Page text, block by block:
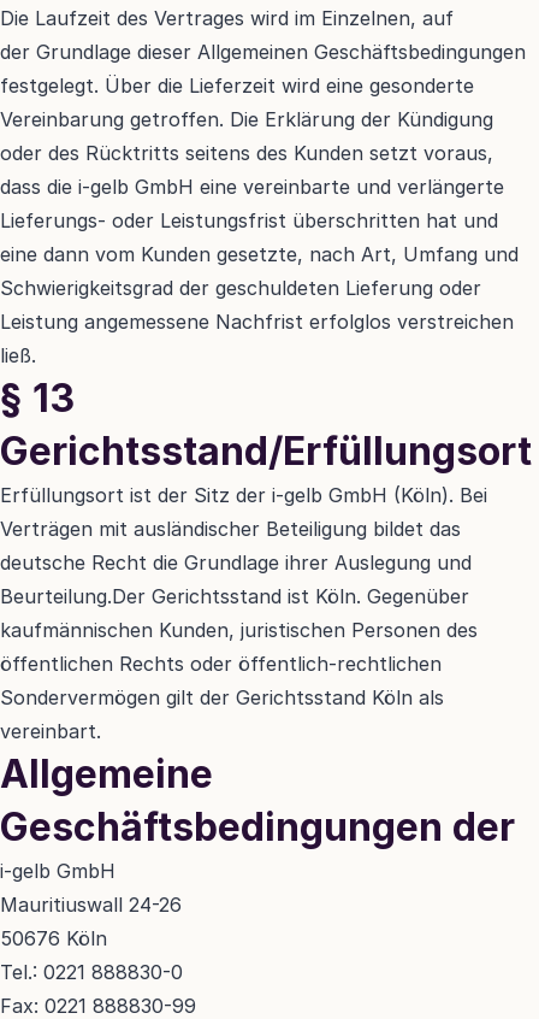
Die Laufzeit des Vertrages wird im Einzelnen, auf
der Grundlage dieser Allgemeinen Geschäftsbedingungen
festgelegt. Über die Lieferzeit wird eine gesonderte
Vereinbarung getroffen. Die Erklärung der Kündigung
oder des Rücktritts seitens des Kunden setzt voraus,
dass die i-gelb GmbH eine vereinbarte und verlängerte
Lieferungs- oder Leistungsfrist überschritten hat und
eine dann vom Kunden gesetzte, nach Art, Umfang und
Schwierigkeitsgrad der geschuldeten Lieferung oder
Leistung angemessene Nachfrist erfolglos verstreichen
ließ.
§ 13
Gerichtsstand/Erfüllungsort
Erfüllungsort ist der Sitz der i-gelb GmbH (Köln). Bei
Verträgen mit ausländischer Beteiligung bildet das
deutsche Recht die Grundlage ihrer Auslegung und
Beurteilung.Der Gerichtsstand ist Köln. Gegenüber
kaufmännischen Kunden, juristischen Personen des
öffentlichen Rechts oder öffentlich-rechtlichen
Sondervermögen gilt der Gerichtsstand Köln als
vereinbart.
Allgemeine
Geschäftsbedingungen der
i-gelb GmbH
Mauritiuswall 24-26
50676 Köln
Tel.: 0221 888830-0
Fax: 0221 888830-99